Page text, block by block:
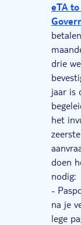
eTA
drie
jaar is
het
doen
nodig:
-
na je
lege